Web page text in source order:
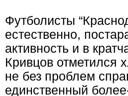
Футболисты
естественно,
активность и в
Кривцов отметился
не без проблем
единственный